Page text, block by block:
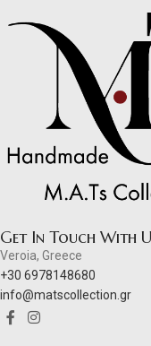
Get In Touch With
Veroia, Greece
+30 6978148680
info@matscollection.gr